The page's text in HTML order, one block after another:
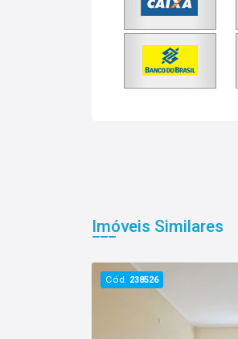
Imóveis Similares
Cód. 238526